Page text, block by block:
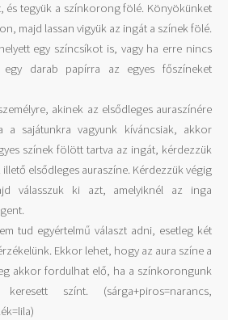
és tegyük a színkorong fölé. Könyökünket
majd lassan vigyük az ingát a színek fölé.
egy színcsíkot is, vagy ha erre nincs
darab papírra az egyes főszíneket
akinek az elsődleges auraszínére
a sajátunkra vagyunk kíváncsiak, akkor
színek fölött tartva az ingát, kérdezzük
elsődleges auraszíne. Kérdezzük végig
válasszuk ki azt, amelyiknél az inga
tud egyértelmű választ adni, esetleg két
Ekkor lehet, hogy az aura színe a
akkor fordulhat elő, ha a színkorongunk
színt. (sárga+piros=narancs,